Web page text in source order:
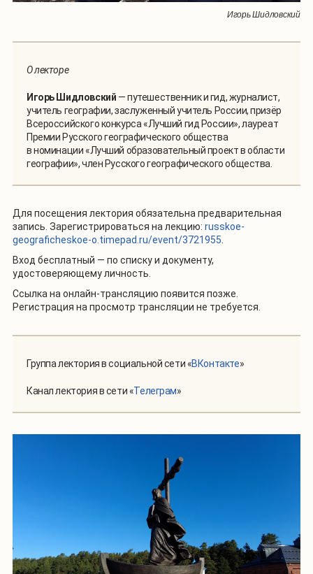
Игорь Шидловский
О лекторе
Игорь Шидловский — путешественник и гид, журналист,
учитель географии, заслуженный учитель России, призёр
Всероссийского конкурса «Лучший гид России», лауреат
Премии Русского географического общества
в номинации «Лучший образовательный проект в области
географии», член Русского географического общества.
Для посещения лектория обязательна предварительная
запись. Зарегистрироваться на лекцию: russkoe-
geograficheskoe-o.timepad.ru/event/3721955
Вход бесплатный — по списку и документу,
удостоверяющему личность.
Ссылка на онлайн-трансляцию появится позже.
Регистрация на просмотр трансляции не требуется.
Группа лектория в социальной сети «ВКонтакте»
Канал лектория в сети «Телеграм»